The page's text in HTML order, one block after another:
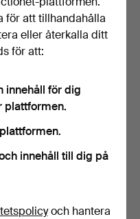
I SVARVAD
1900-TAL.
13 bud
USD
för att tillhandahålla
eller återkalla ditt
för att:
innehåll för dig
plattformen.
innehåll till dig på
och hantera